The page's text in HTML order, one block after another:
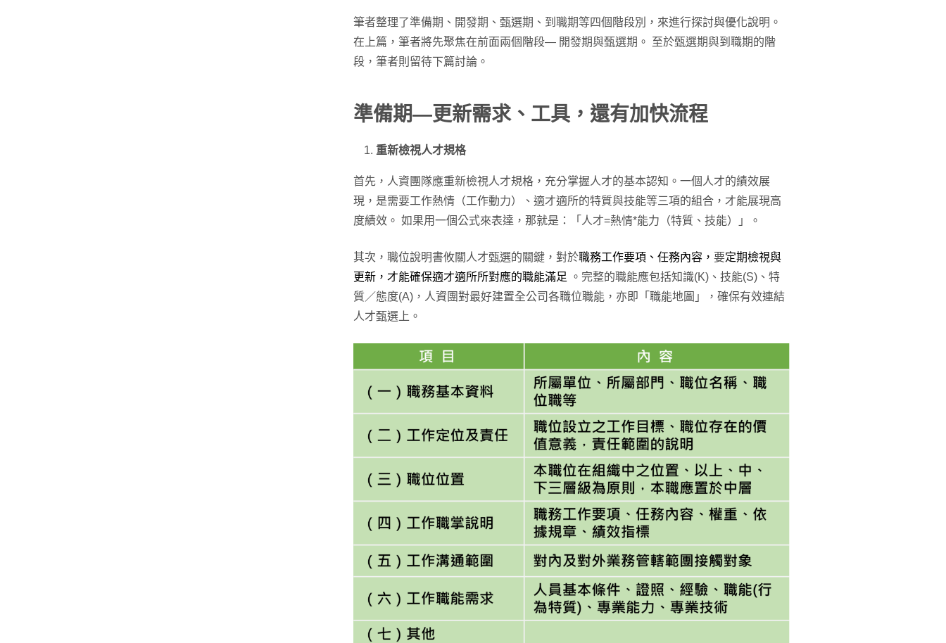
筆者整理了準備期、開發期、甄選期、到職期等四個階段別，來進行探討與優化說明。
在上篇，筆者將先聚焦在前面兩個階段— 開發期與甄選期。 至於甄選期與到職期的階
段，筆者則留待下篇討論。
準備期—更新需求、工具，還有加快流程
重新檢視人才規格
首先，人資團隊應重新檢視人才規格，充分掌握人才的基本認知。一個人才的績效展
現，是需要工作熱情（工作動力）、適才適所的特質與技能等三項的組合，才能展現高
度績效。 如果用一個公式來表達，那就是：「人才=熱情*能力（特質、技能）」。
其次，職位說明書攸關人才甄選的關鍵，對於職務工作要項、任務內容， 要定期檢視與
更新，才能確保適才適所所對應的職能滿足 。完整的職能應包括知識(K)、技能(S)、特
質／態度(A)，人資團對最好建置全公司各職位職能，亦即「職能地圖」，確保有效連結
人才甄選上。